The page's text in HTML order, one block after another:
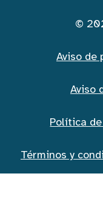
©
Aviso de
Aviso
Política
Términos y